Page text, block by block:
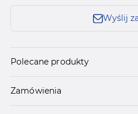
Wyślij
Polecane produkty
Zamówienia